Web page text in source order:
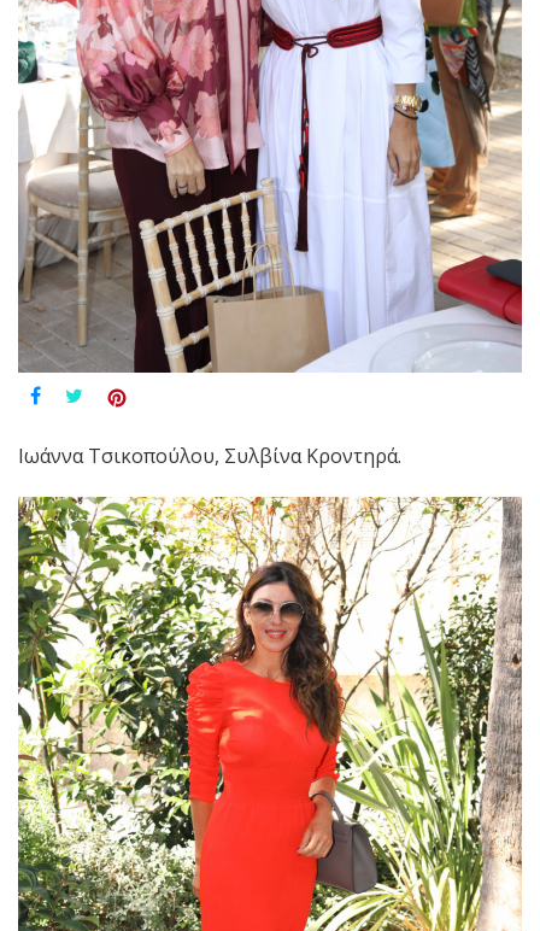
Ιωάννα Τσικοπούλου, Συλβίνα Κροντηρά.